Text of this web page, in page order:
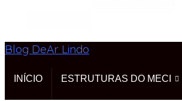
Blog DeAr Lindo
INÍCIO ESTRUTURAS DO MECI